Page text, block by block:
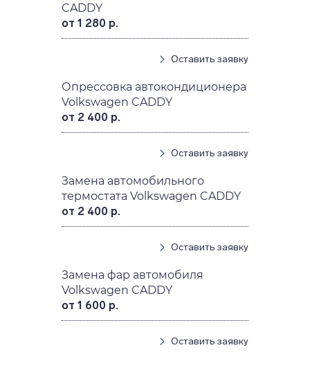
CADDY
от 1 280 р.
Оставить заявку
Опрессовка автокондиционера
Volkswagen CADDY
от 2 400 р.
Оставить заявку
Замена автомобильного
термостата Volkswagen CADDY
от 2 400 р.
Оставить заявку
Замена фар автомобиля
Volkswagen CADDY
от 1 600 р.
Оставить заявку